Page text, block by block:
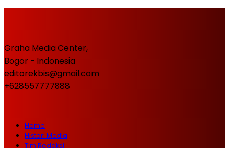
Graha Media Center,
Bogor - Indonesia
editorekbis@gmail.com
+628557777888
Home
Histori Media
Tim Redaksi